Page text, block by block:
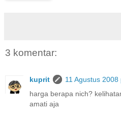
3 komentar:
kuprit
11 Agustus 2008
harga berapa nich?
amati aja